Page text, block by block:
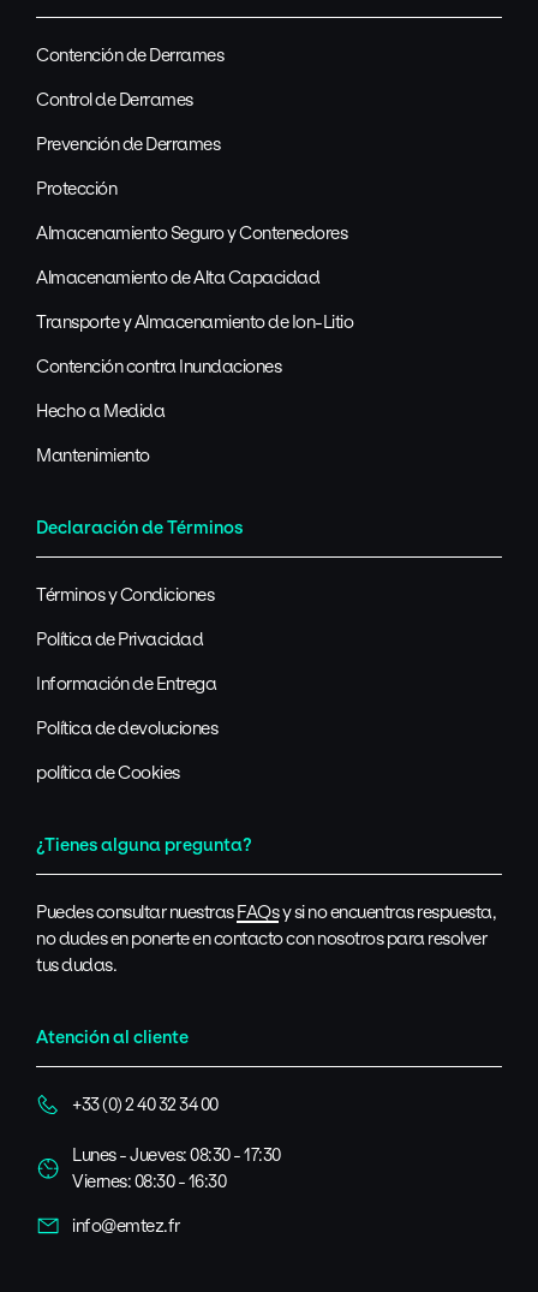
Contención de Derrames
Control de Derrames
Prevención de Derrames
Protección
Almacenamiento Seguro y Contenedores
Almacenamiento de Alta Capacidad
Transporte y Almacenamiento de Ion-Litio
Contención contra Inundaciones
Hecho a Medida
Mantenimiento
Declaración de Términos
Términos y Condiciones
Política de Privacidad
Información de Entrega
Política de devoluciones
política de Cookies
¿Tienes alguna pregunta?
Puedes consultar nuestrasFAQsy si no encuentras respuesta,
no dudes en ponerte en contacto con nosotros para resolver
tus dudas.
Atención al cliente
+33 (0) 2 40 32 34 00
Lunes - Jueves: 08:30 - 17:30
Viernes: 08:30 - 16:30
info@emtez.fr